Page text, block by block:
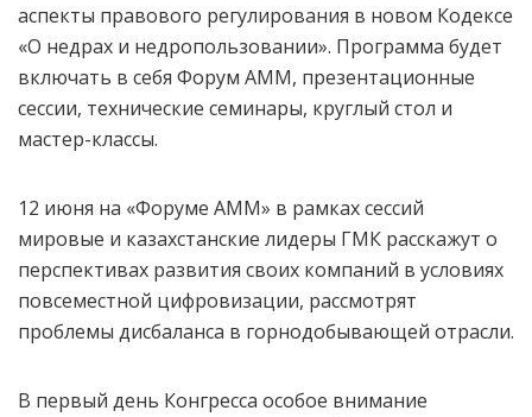
аспекты правового регулирования в новом Кодексе
«О недрах и недропользовании». Программа будет
включать в себя Форум АММ, презентационные
сессии, технические семинары, круглый стол и
мастер-классы.
12 июня на «Форуме АММ» в рамках сессий
мировые и казахстанские лидеры ГМК расскажут о
перспективах развития своих компаний в условиях
повсеместной цифровизации, рассмотрят
проблемы дисбаланса в горнодобывающей отрасли.
В первый день Конгресса особое внимание